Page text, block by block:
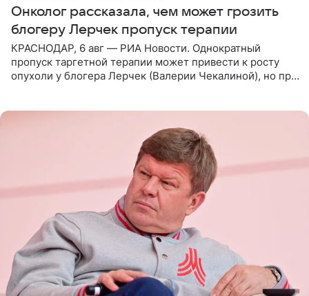
Онколог рассказала, чем может грозить
блогеру Лерчек пропуск терапии
КРАСНОДАР, 6 авг — РИА Новости. Однократный
пропуск таргетной терапии может привести к росту
опухоли у блогера Лерчек (Валерии Чекалиной), но при